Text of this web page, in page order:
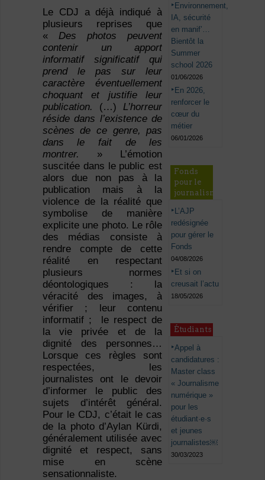
Le CDJ a déjà indiqué à
plusieurs reprises que
« Des photos peuvent
contenir un apport
informatif significatif qui
prend le pas sur leur
caractère éventuellement
choquant et justifie leur
publication.
(…)L’horreur
réside dans l’existence de
scènes de ce genre, pas
dans le fait de les
montrer.
» L’émotion
suscitée dans le public est
alors due non pas à la
publication mais à la
violence de la réalité que
symbolise de manière
explicite une photo. Le rôle
des médias consiste à
rendre compte de cette
réalité en respectant
plusieurs normes
déontologiques : la
véracité des images, à
vérifier ; leur contenu
informatif ; le respect de
la vie privée et de la
dignité des personnes…
Lorsque ces règles sont
respectées, les
journalistes ont le devoir
d’informer le public des
sujets d’intérêt général.
Pour le CDJ, c’était le cas
de la photo d’Aylan Kürdi,
généralement utilisée avec
dignité et respect, sans
mise en scène
sensationnaliste.
Environnement,
IA, sécurité
en manif’…
Bientôt la
Summer
school 2026
01/06/2026
En 2026,
renforcer le
cœur du
métier
06/01/2026
Fonds
pour le
journalisme
L’AJP
redésignée
pour gérer le
Fonds
04/08/2026
Et si on
creusait l’actu
18/05/2026
Étudiants
Appel à
candidatures :
Master class
« Journalisme
numérique »
pour les
étudiant·e·s
et jeunes
journalistes￼
30/03/2023